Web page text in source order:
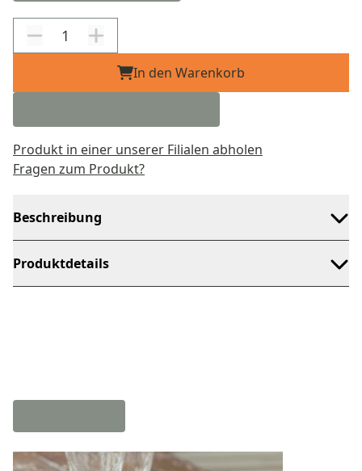
In den Warenkorb
Produkt in einer unserer Filialen abholen
Fragen zum Produkt?
Beschreibung
Produktdetails